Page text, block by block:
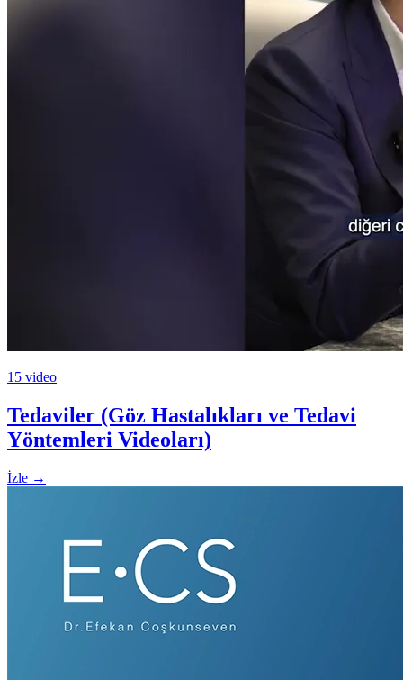
15 video
Tedaviler (Göz Hastalıkları ve Tedavi
Yöntemleri Videoları)
İzle →